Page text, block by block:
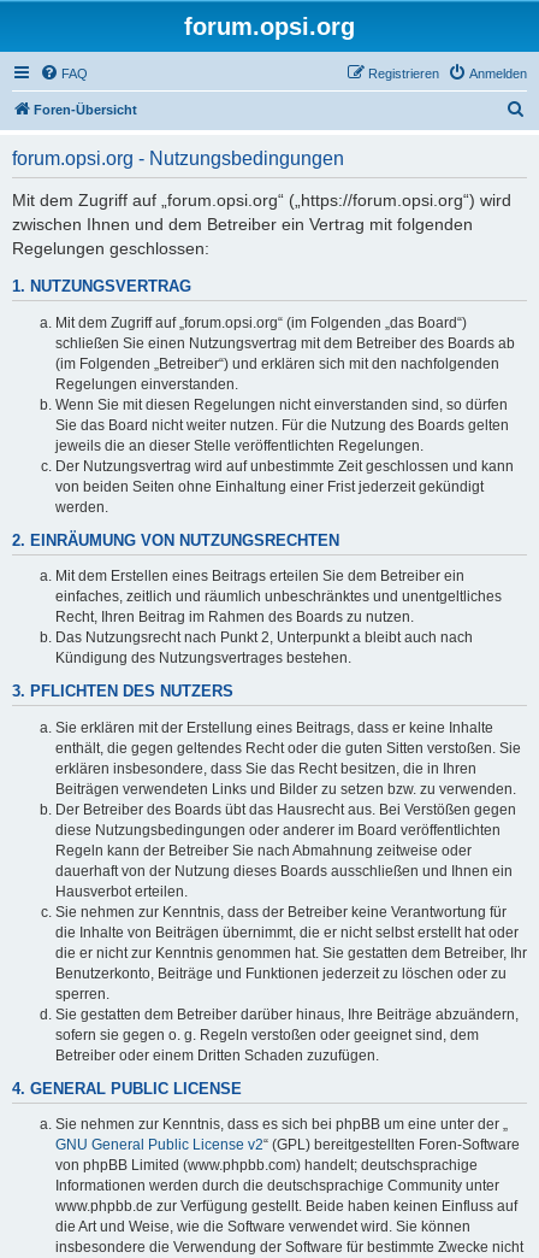
forum.opsi.org
FAQ Anmelden
Registrieren
Foren-Übersicht
forum.opsi.org - Nutzungsbedingungen
Mit dem Zugriff auf „forum.opsi.org“ („https://forum.opsi.org“) wird
zwischen Ihnen und dem Betreiber ein Vertrag mit folgenden
Regelungen geschlossen:
1. NUTZUNGSVERTRAG
Mit dem Zugriff auf „forum.opsi.org“ (im Folgenden „das Board“)
schließen Sie einen Nutzungsvertrag mit dem Betreiber des Boards ab
(im Folgenden „Betreiber“) und erklären sich mit den nachfolgenden
Regelungen einverstanden.
Wenn Sie mit diesen Regelungen nicht einverstanden sind, so dürfen
Sie das Board nicht weiter nutzen. Für die Nutzung des Boards gelten
jeweils die an dieser Stelle veröffentlichten Regelungen.
Der Nutzungsvertrag wird auf unbestimmte Zeit geschlossen und kann
von beiden Seiten ohne Einhaltung einer Frist jederzeit gekündigt
werden.
2. EINRÄUMUNG VON NUTZUNGSRECHTEN
Mit dem Erstellen eines Beitrags erteilen Sie dem Betreiber ein
einfaches, zeitlich und räumlich unbeschränktes und unentgeltliches
Recht, Ihren Beitrag im Rahmen des Boards zu nutzen.
Das Nutzungsrecht nach Punkt 2, Unterpunkt a bleibt auch nach
Kündigung des Nutzungsvertrages bestehen.
3. PFLICHTEN DES NUTZERS
Sie erklären mit der Erstellung eines Beitrags, dass er keine Inhalte
enthält, die gegen geltendes Recht oder die guten Sitten verstoßen. Sie
erklären insbesondere, dass Sie das Recht besitzen, die in Ihren
Beiträgen verwendeten Links und Bilder zu setzen bzw. zu verwenden.
Der Betreiber des Boards übt das Hausrecht aus. Bei Verstößen gegen
diese Nutzungsbedingungen oder anderer im Board veröffentlichten
Regeln kann der Betreiber Sie nach Abmahnung zeitweise oder
dauerhaft von der Nutzung dieses Boards ausschließen und Ihnen ein
Hausverbot erteilen.
Sie nehmen zur Kenntnis, dass der Betreiber keine Verantwortung für
die Inhalte von Beiträgen übernimmt, die er nicht selbst erstellt hat oder
die er nicht zur Kenntnis genommen hat. Sie gestatten dem Betreiber, Ihr
Benutzerkonto, Beiträge und Funktionen jederzeit zu löschen oder zu
sperren.
Sie gestatten dem Betreiber darüber hinaus, Ihre Beiträge abzuändern,
sofern sie gegen o. g. Regeln verstoßen oder geeignet sind, dem
Betreiber oder einem Dritten Schaden zuzufügen.
4. GENERAL PUBLIC LICENSE
Sie nehmen zur Kenntnis, dass es sich bei phpBB um eine unter der „
GNU General Public License v2“ (GPL) bereitgestellten Foren-Software
von phpBB Limited (www.phpbb.com) handelt; deutschsprachige
Informationen werden durch die deutschsprachige Community unter
www.phpbb.de zur Verfügung gestellt. Beide haben keinen Einfluss auf
die Art und Weise, wie die Software verwendet wird. Sie können
insbesondere die Verwendung der Software für bestimmte Zwecke nicht